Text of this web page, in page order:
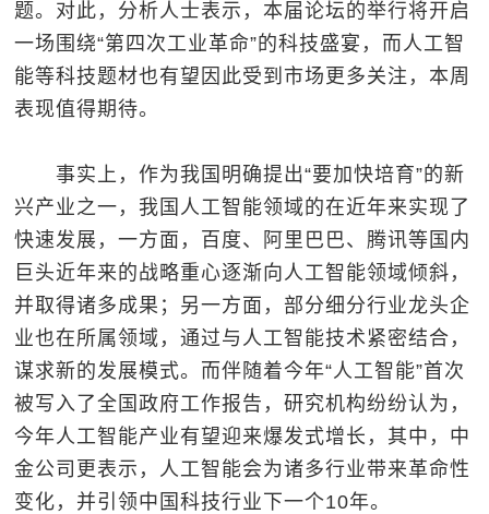
题。对此，分析人士表示，本届论坛的举行将开启
一场围绕“第四次工业革命”的科技盛宴，而人工智
能等科技题材也有望因此受到市场更多关注，本周
表现值得期待。
事实上，作为我国明确提出“要加快培育”的新
兴产业之一，我国人工智能领域的在近年来实现了
快速发展，一方面，百度、阿里巴巴、腾讯等国内
巨头近年来的战略重心逐渐向人工智能领域倾斜，
并取得诸多成果；另一方面，部分细分行业龙头企
业也在所属领域，通过与人工智能技术紧密结合，
谋求新的发展模式。而伴随着今年“人工智能”首次
被写入了全国政府工作报告，研究机构纷纷认为，
今年人工智能产业有望迎来爆发式增长，其中，中
金公司更表示，人工智能会为诸多行业带来革命性
变化，并引领中国科技行业下一个10年。